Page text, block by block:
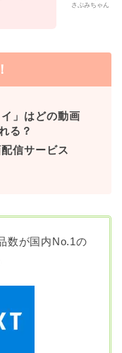
さぶみちゃん
」はどの動画
る？
信サービス
数が国内No.1の